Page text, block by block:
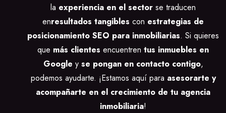
la experiencia en el sector se traducen
enresultados tangibles con estrategias de
posicionamiento SEO para inmobiliarias. Si quieres
que más clientes encuentren tus inmuebles en
Google y se pongan en contacto contigo,
podemos ayudarte. ¡Estamos aquí para asesorarte y
acompañarte en el crecimiento de tu agencia
inmobiliaria!